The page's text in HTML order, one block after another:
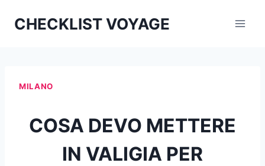
CHECKLIST VOYAGE
MILANO
COSA DEVO METTERE
IN VALIGIA PER